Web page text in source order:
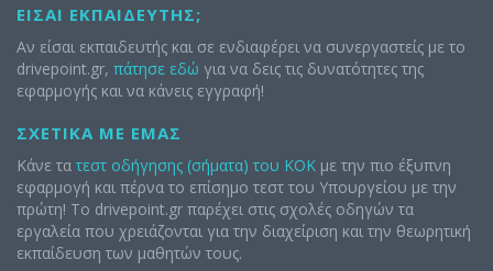
ΕΊΣΑΙ ΕΚΠΑΙΔΕΥΤΉΣ;
Αν είσαι εκπαιδευτής και σε ενδιαφέρει να συνεργαστείς με το
drivepoint.gr, πάτησε εδώ για να δεις τις δυνατότητες της
εφαρμογής και να κάνεις εγγραφή!
ΣΧΕΤΙΚΆ ΜΕ ΕΜΆΣ
Κάνε τα τεστ οδήγησης (σήματα) του ΚΟΚ με την πιο έξυπνη
εφαρμογή και πέρνα το επίσημο τεστ του Υπουργείου με την
πρώτη! Το drivepoint.gr παρέχει στις σχολές οδηγών τα
εργαλεία που χρειάζονται για την διαχείριση και την θεωρητική
εκπαίδευση των μαθητών τους.